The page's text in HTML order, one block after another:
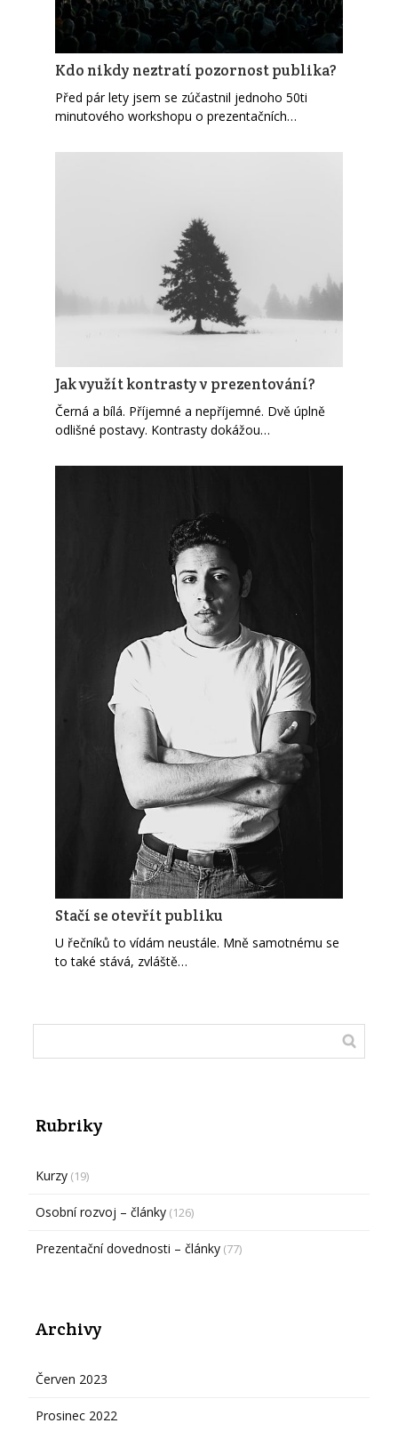
Kdo nikdy neztratí pozornost publika?
Před pár lety jsem se zúčastnil jednoho 50ti
minutového workshopu o prezentačních…
Jak využít kontrasty v prezentování?
Černá a bílá. Příjemné a nepříjemné. Dvě úplně
odlišné postavy. Kontrasty dokážou…
Stačí se otevřít publiku
U řečníků to vídám neustále. Mně samotnému se
to také stává, zvláště…
Rubriky
Kurzy (19)
Osobní rozvoj – články (126)
Prezentační dovednosti – články (77)
Archivy
Červen 2023
Prosinec 2022